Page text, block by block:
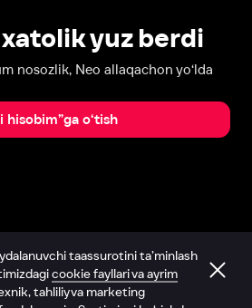
yuz berdi
nosozlik, Neo allaqachon yo‘lda
hisobim”ga o‘tish
taassurotini ta’minlash
cookie fayllari va ayrim
tahliliy va marketing